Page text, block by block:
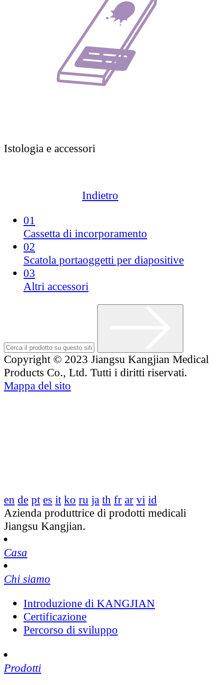
Istologia e accessori
Indietro
01
Cassetta di incorporamento
02
Scatola portaoggetti per diapositive
03
Altri accessori
Copyright © 2023 Jiangsu Kangjian Medical
Products Co., Ltd. Tutti i diritti riservati.
Mappa del sito
en de pt es it ko ru ja th fr ar vi id
Azienda produttrice di prodotti medicali
Jiangsu Kangjian.
Casa
Chi siamo
Introduzione di KANGJIAN
Certificazione
Percorso di sviluppo
Prodotti